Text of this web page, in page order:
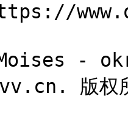
-
版权